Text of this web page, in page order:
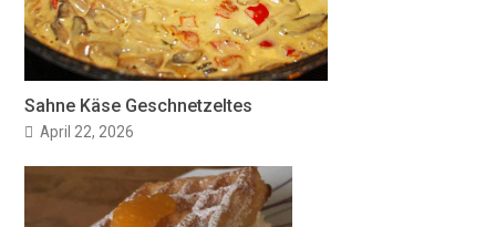
Sahne Käse Geschnetzeltes
April 22, 2026